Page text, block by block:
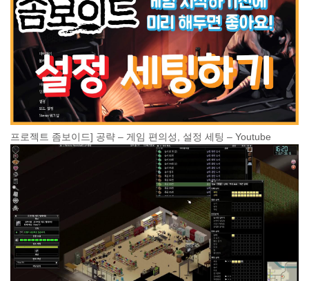
프로젝트 좀보이드] 공략 – 게임 편의성, 설정 세팅 – Youtube